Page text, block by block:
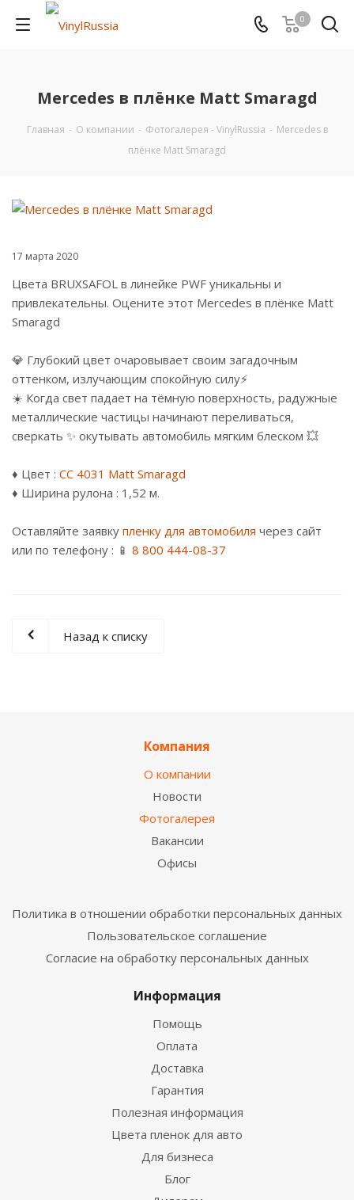
0
Mercedes в плёнке Matt Smaragd
Главная - О компании - Фотогалерея - VinylRussia - Mercedes в
плёнке Matt Smaragd
17 марта 2020
Цвета BRUXSAFOL в линейке PWF уникальны и
привлекательны. Оцените этот Mercedes в плёнке Matt
Smaragd
💎 Глубокий цвет очаровывает своим загадочным
оттенком, излучающим спокойную силу⚡
☀️ Когда свет падает на тёмную поверхность, радужные
металлические частицы начинают переливаться,
сверкать ✨ окутывать автомобиль мягким блеском 💥
♦️ Цвет : CC 4031 Matt Smaragd
♦️ Ширина рулона : 1,52 м.
Оставляйте заявку пленку для автомобиля через сайт
или по телефону : 📱 8 800 444-08-37
Назад к списку
Компания
О компании
Новости
Фотогалерея
Вакансии
Офисы
Политика в отношении обработки персональных данных
Пользовательское соглашение
Согласие на обработку персональных данных
Информация
Помощь
Оплата
Доставка
Гарантия
Полезная информация
Цвета пленок для авто
Для бизнеса
Блог